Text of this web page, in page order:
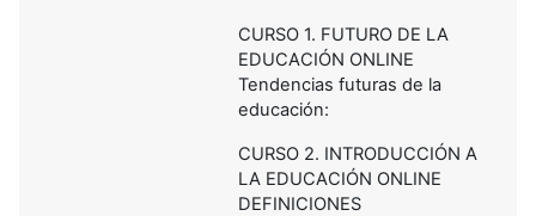
CURSO 1. FUTURO DE LA
EDUCACIÓN ONLINE
Tendencias futuras de la
educación:
CURSO 2. INTRODUCCIÓN A
LA EDUCACIÓN ONLINE
DEFINICIONES